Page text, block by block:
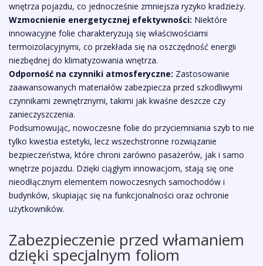
wnętrza pojazdu, co jednocześnie zmniejsza ryzyko kradzieży.
Wzmocnienie energetycznej efektywności: Niektóre
innowacyjne folie charakteryzują się właściwościami
termoizolacyjnymi, co przekłada się na oszczędność energii
niezbędnej do klimatyzowania wnętrza.
Odporność na czynniki atmosferyczne: Zastosowanie
zaawansowanych materiałów zabezpiecza przed szkodliwymi
czynnikami zewnętrznymi, takimi jak kwaśne deszcze czy
zanieczyszczenia.
Podsumowując, nowoczesne folie do przyciemniania szyb to nie
tylko kwestia estetyki, lecz wszechstronne rozwiązanie
bezpieczeństwa, które chroni zarówno pasażerów, jak i samo
wnętrze pojazdu. Dzięki ciągłym innowacjom, stają się one
nieodłącznym elementem nowoczesnych samochodów i
budynków, skupiając się na funkcjonalności oraz ochronie
użytkowników.
Zabezpieczenie przed włamaniem
dzięki specjalnym foliom